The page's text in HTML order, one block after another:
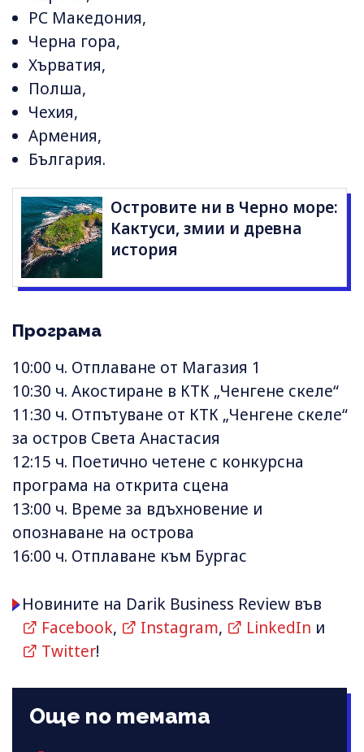
РС Македония,
Черна гора,
Хърватия,
Полша,
Чехия,
Армения,
България.
Островите ни в Черно море:
Кактуси, змии и древна
история
Програма
10:00 ч. Отплаване от Магазия 1
10:30 ч. Акостиране в КТК „Ченгене скеле“
11:30 ч. Oтпътуване от КТК „Ченгене скеле“
за остров Света Анастасия
12:15 ч. Поетично четене с конкурсна
програма на открита сцена
13:00 ч. Време за вдъхновение и
опознаване на острова
16:00 ч. Отплаване към Бургас
Новините на Darik Business Review във
Facebook, Instagram, LinkedIn и
Twitter!
Още по темата